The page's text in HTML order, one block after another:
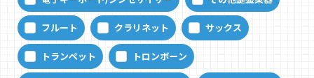
フルート クラリネット サックス
トランペット トロンボーン